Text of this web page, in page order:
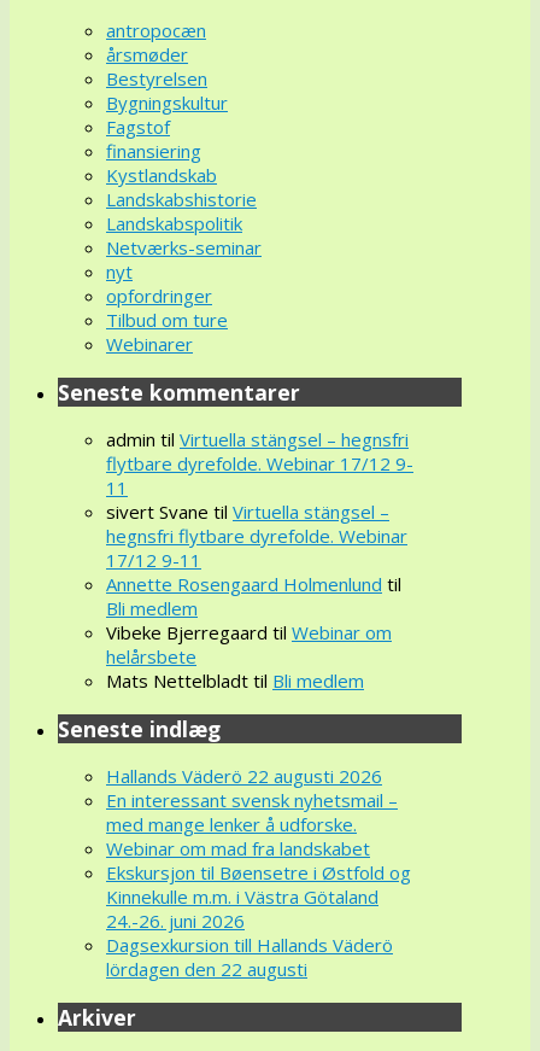
antropocæn
årsmøder
Bestyrelsen
Bygningskultur
Fagstof
finansiering
Kystlandskab
Landskabshistorie
Landskabspolitik
Netværks-seminar
nyt
opfordringer
Tilbud om ture
Webinarer
Seneste kommentarer
admin til Virtuella stängsel – hegnsfri
flytbare dyrefolde. Webinar 17/12 9-
11
sivert Svane til Virtuella stängsel –
hegnsfri flytbare dyrefolde. Webinar
17/12 9-11
Annette Rosengaard Holmenlund til
Bli medlem
Vibeke Bjerregaard til Webinar om
helårsbete
Mats Nettelbladt til Bli medlem
Seneste indlæg
Hallands Väderö 22 augusti 2026
En interessant svensk nyhetsmail –
med mange lenker å udforske.
Webinar om mad fra landskabet
Ekskursjon til Bøensetre i Østfold og
Kinnekulle m.m. i Västra Götaland
24.-26. juni 2026
Dagsexkursion till Hallands Väderö
lördagen den 22 augusti
Arkiver